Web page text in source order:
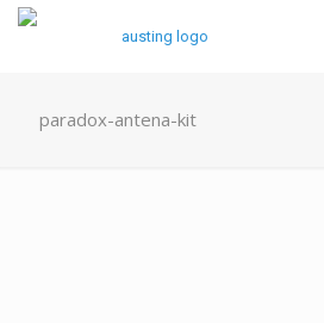
paradox-antena-kit